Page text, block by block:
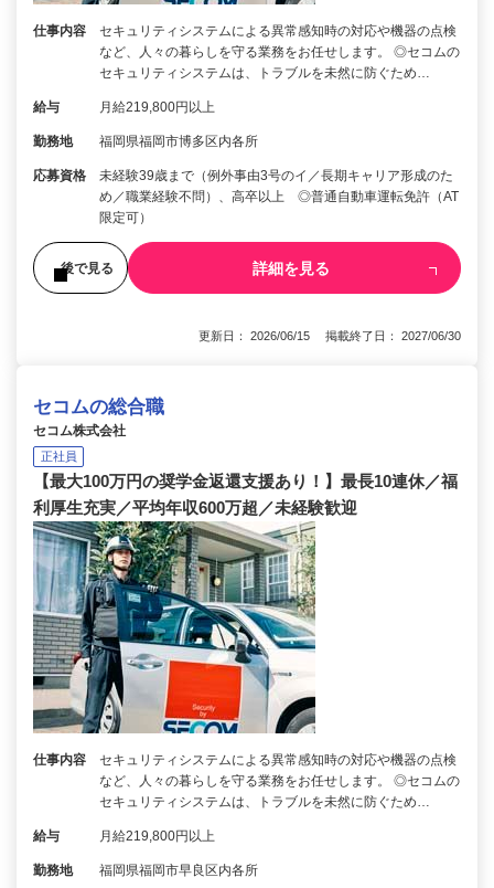
仕事内容
セキュリティシステムによる異常感知時の対応や機器の点検
など、人々の暮らしを守る業務をお任せします。 ◎セコムの
セキュリティシステムは、トラブルを未然に防ぐため…
給与 月給219,800円以上
勤務地 福岡県福岡市博多区内各所
応募資格
未経験39歳まで（例外事由3号のイ／長期キャリア形成のた
め／職業経験不問）、高卒以上 ◎普通自動車運転免許（AT
限定可）
後で見る 詳細を見る
更新日： 2026/06/15 掲載終了日： 2027/06/30
セコムの総合職
セコム株式会社
正社員
【最大100万円の奨学金返還支援あり！】最長10連休／福
利厚生充実／平均年収600万超／未経験歓迎
仕事内容
セキュリティシステムによる異常感知時の対応や機器の点検
など、人々の暮らしを守る業務をお任せします。 ◎セコムの
セキュリティシステムは、トラブルを未然に防ぐため…
給与 月給219,800円以上
勤務地 福岡県福岡市早良区内各所